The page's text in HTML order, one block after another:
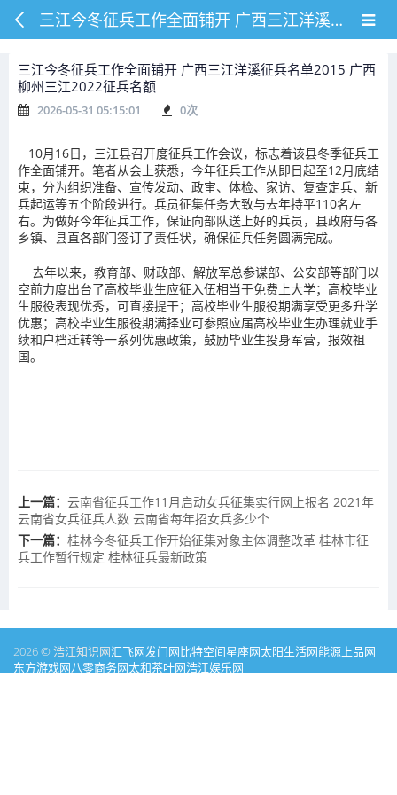
三江今冬征兵工作全面铺开 广西三江洋溪征兵名单2015 广西柳州三江2022征兵名额
三江今冬征兵工作全面铺开 广西三江洋溪征兵名单2015 广西
柳州三江2022征兵名额
2026-05-31 05:15:01 0次
10月16日，三江县召开度征兵工作会议，标志着该县冬季征兵工
作全面铺开。笔者从会上获悉，今年征兵工作从即日起至12月底结
束，分为组织准备、宣传发动、政审、体检、家访、复查定兵、新
兵起运等五个阶段进行。兵员征集任务大致与去年持平110名左
右。为做好今年征兵工作，保证向部队送上好的兵员，县政府与各
乡镇、县直各部门签订了责任状，确保征兵任务圆满完成。
去年以来，教育部、财政部、解放军总参谋部、公安部等部门以
空前力度出台了高校毕业生应征入伍相当于免费上大学；高校毕业
生服役表现优秀，可直接提干；高校毕业生服役期满享受更多升学
优惠；高校毕业生服役期满择业可参照应届高校毕业生办理就业手
续和户档迁转等一系列优惠政策，鼓励毕业生投身军营，报效祖
国。
上一篇： 云南省征兵工作11月启动女兵征集实行网上报名 2021年
云南省女兵征兵人数 云南省每年招女兵多少个
下一篇： 桂林今冬征兵工作开始征集对象主体调整改革 桂林市征
兵工作暂行规定 桂林征兵最新政策
2026 © 浩江知识网汇飞网发门网比特空间星座网太阳生活网能源 上品网
东方游戏网八零商务网太和茶叶网浩江娱乐网